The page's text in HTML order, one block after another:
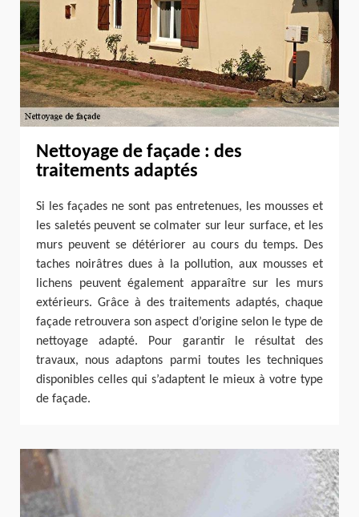
Nettoyage de façade : des
traitements adaptés
Si les façades ne sont pas entretenues, les mousses et
les saletés peuvent se colmater sur leur surface, et les
murs peuvent se détériorer au cours du temps. Des
taches noirâtres dues à la pollution, aux mousses et
lichens peuvent également apparaître sur les murs
extérieurs. Grâce à des traitements adaptés, chaque
façade retrouvera son aspect d’origine selon le type de
nettoyage adapté. Pour garantir le résultat des
travaux, nous adaptons parmi toutes les techniques
disponibles celles qui s’adaptent le mieux à votre type
de façade.